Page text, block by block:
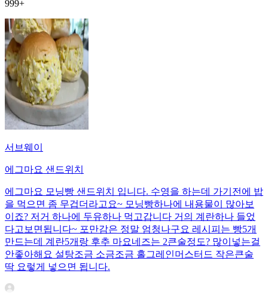
999+
서브웨이
에그마요 샌드위치
에그마요 모닝빵 샌드위치 입니다. 수영을 하는데 가기전에 밥
을 먹으면 좀 무겁더라고요~ 모닝빵하나에 내용물이 많아보
이죠? 저거 하나에 두유하나 먹고갑니다 거의 계란하나 들었
다고보면됩니다~ 포만감은 정말 엄청나구요 레시피는 빵5개
만드는데 계란5개랑 후추 마요네즈는 2큰술정도? 많이넣는걸
안좋아해요 설탕조금 소금조금 홀그레인머스터드 작은큰술
딱 요렇게 넣으면 됩니다.